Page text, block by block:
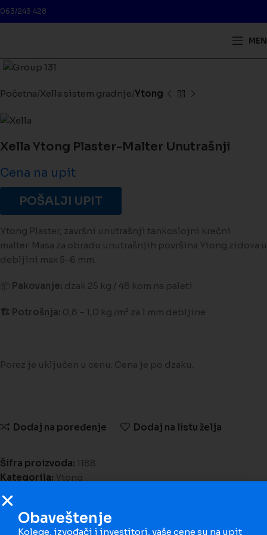
063/243 428
Početna Xella sistem gradnje Ytong
Xella Ytong Plaster-Malter Unutrašnji
Cena na upit
POŠALJI UPIT
Ytong Plaster, završni unutrašnji tankoslojni krečni
malter. Masa za obradu unutrašnjih površina Ytong zidova u
debljini max 5-6 mm.
📦 Pakovanje: dzak 25 kg / 48 kom na paleti
🏗️ Potrošnja: 0,8 – 1,0 kg /m² za 1 mm debljine
Porez je uključen u cenu. Cena je po dzaku.
Dodaj na poređenje Dodaj na listu želja
Šifra proizvoda: 1188
Kategorija: Ytong
Podeli
Obaveštenje
Kolege, izvođači i investitori, vaše cene su na upit